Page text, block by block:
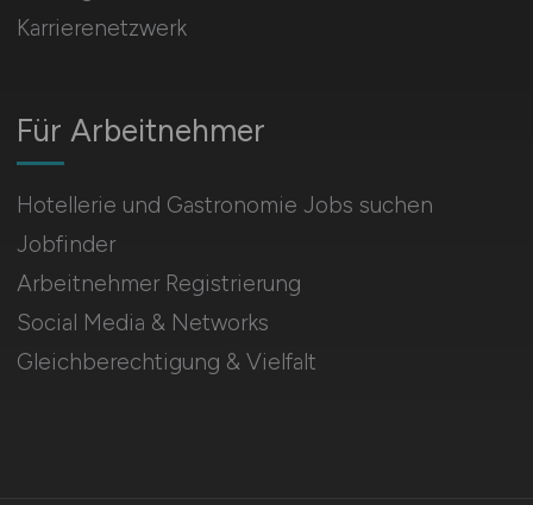
Für Arbeitnehmer
Hotellerie und Gastronomie Jobs suchen
Jobfinder
Arbeitnehmer Registrierung
Social Media & Networks
Gleichberechtigung & Vielfalt
Karrierenetzwerk